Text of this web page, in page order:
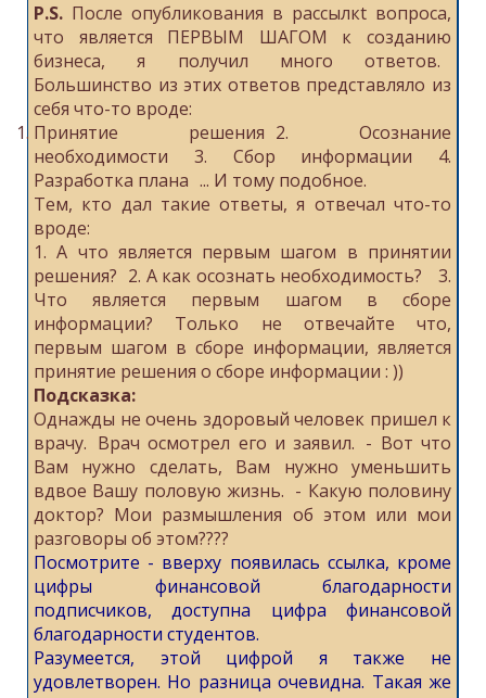
P.S. После опубликования в рассылкt вопроса,
что является ПЕРВЫМ ШАГОМ к созданию
бизнеса, я получил много ответов.
Большинство из этих ответов представляло из
себя что-то вроде:
Принятие решения 2. Осознание
необходимости 3. Сбор информации 4.
Разработка плана ... И тому подобное.
Тем, кто дал такие ответы, я отвечал что-то
вроде:
1. А что является первым шагом в принятии
решения? 2. А как осознать необходимость? 3.
Что является первым шагом в сборе
информации? Только не отвечайте что,
первым шагом в сборе информации, является
принятие решения о сборе информации : ))
Подсказка:
Однажды не очень здоровый человек пришел к
врачу. Врач осмотрел его и заявил. - Вот что
Вам нужно сделать, Вам нужно уменьшить
вдвое Вашу половую жизнь. - Какую половину
доктор? Мои размышления об этом или мои
разговоры об этом????
Посмотрите - вверху появилась ссылка, кроме
цифры финансовой благодарности
подписчиков, доступна цифра финансовой
благодарности студентов.
Разумеется, этой цифрой я также не
удовлетворен. Но разница очевидна. Такая же